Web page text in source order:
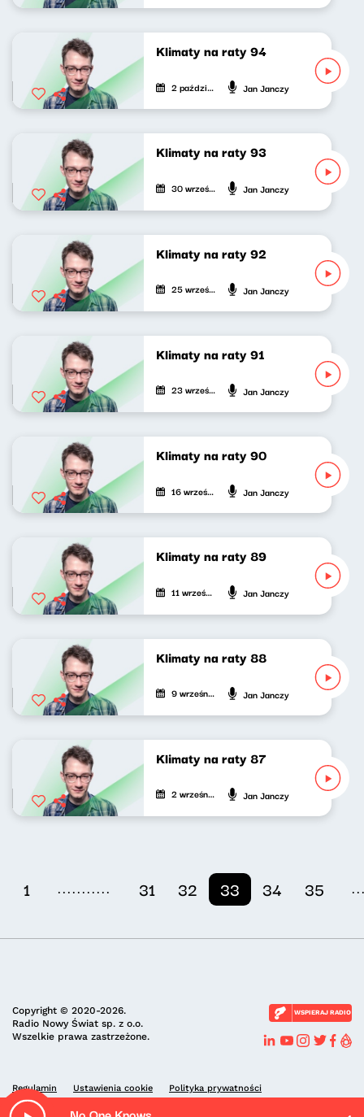
Klimaty na raty 94
2 października 2022 Jan Janczy
Klimaty na raty 93
30 września 2022 Jan Janczy
Klimaty na raty 92
25 września 2022 Jan Janczy
Klimaty na raty 91
23 września 2022 Jan Janczy
Klimaty na raty 90
16 września 2022 Jan Janczy
Klimaty na raty 89
11 września 2022 Jan Janczy
Klimaty na raty 88
9 września 2022 Jan Janczy
Klimaty na raty 87
2 września 2022 Jan Janczy
1 ........... 31 32 33 34 35
Copyright © 2020-2026.
Radio Nowy Świat sp. z o.o.
Wszelkie prawa zastrzeżone.
WSPIERAJ RADIO
Regulamin Ustawienia cookie Polityka prywatności